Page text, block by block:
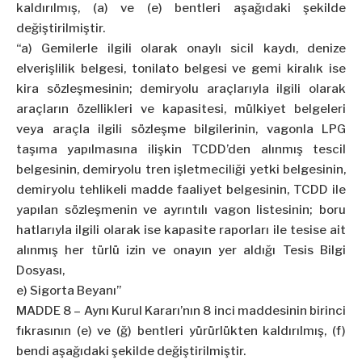
kaldırılmış, (a) ve (e) bentleri aşağıdaki şekilde
değiştirilmiştir.
“a) Gemilerle ilgili olarak onaylı sicil kaydı, denize
elverişlilik belgesi, tonilato belgesi ve gemi kiralık ise
kira sözleşmesinin; demiryolu araçlarıyla ilgili olarak
araçların özellikleri ve kapasitesi, mülkiyet belgeleri
veya araçla ilgili sözleşme bilgilerinin, vagonla LPG
taşıma yapılmasına ilişkin TCDD’den alınmış tescil
belgesinin, demiryolu tren işletmeciliği yetki belgesinin,
demiryolu tehlikeli madde faaliyet belgesinin, TCDD ile
yapılan sözleşmenin ve ayrıntılı vagon listesinin; boru
hatlarıyla ilgili olarak ise kapasite raporları ile tesise ait
alınmış her türlü izin ve onayın yer aldığı Tesis Bilgi
Dosyası,
e) Sigorta Beyanı”
MADDE 8 – Aynı Kurul Kararı’nın 8 inci maddesinin birinci
fıkrasının (e) ve (ğ) bentleri yürürlükten kaldırılmış, (f)
bendi aşağıdaki şekilde değiştirilmiştir.